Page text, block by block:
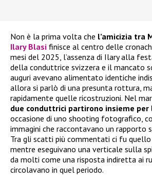
Non è la prima volta che l’amicizia tra
Ilary Blasi finisce al centro delle
mesi del 2025, l’assenza di Ilary alla
della conduttrice svizzera e il mancato
auguri avevano alimentato identiche
allora si parlò di una presunta rottura,
rapidamente quelle ricostruzioni. Nel
due conduttrici partirono insieme per
occasione di uno shooting fotografico,
immagini che raccontavano un rapporto
Tra gli scatti più commentati ci fu
mentre eseguivano una verticale sulla
da molti come una risposta indiretta ai
circolavano in quel periodo.